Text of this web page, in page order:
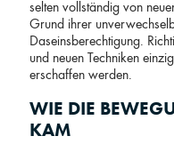
selten vollständig von
Grund ihrer
Daseinsberechtigung.
und neuen Techniken
erschaffen werden.
WIE DIE
KAM